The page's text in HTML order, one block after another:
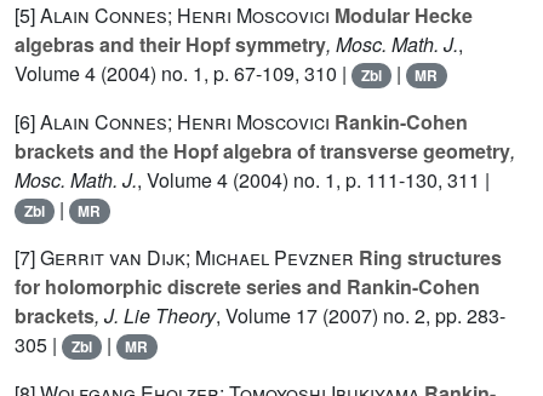
[5]Alain Connes; Henri Moscovici Modular Hecke
algebras and their Hopf symmetry, Mosc. Math. J.,
Volume 4 (2004) no. 1, p. 67-109, 310 | Zbl | MR
[6]Alain Connes; Henri Moscovici Rankin-Cohen
brackets and the Hopf algebra of transverse geometry,
Mosc. Math. J., Volume 4 (2004) no. 1, p. 111-130, 311 |
Zbl | MR
[7]Gerrit van Dijk; Michael Pevzner Ring structures
for holomorphic discrete series and Rankin-Cohen
brackets, J. Lie Theory, Volume 17 (2007) no. 2, pp. 283-
305 |
Zbl | MR